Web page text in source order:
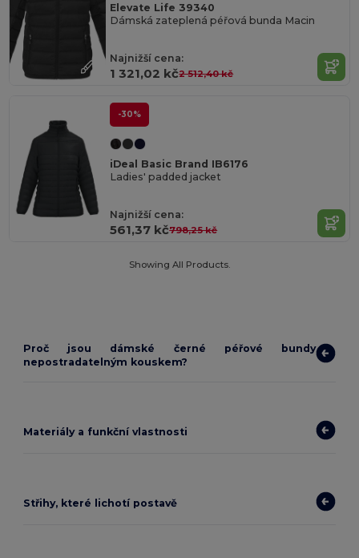
Elevate Life 39340
Dámská zateplená péřová bunda Macin
Najnižší cena:
1 321,02 kč2 512,40 kč
-30%
iDeal Basic Brand IB6176
Ladies' padded jacket
Najnižší cena:
561,37 kč798,25 kč
Showing All Products.
Proč jsou dámské černé péřové bundy
nepostradatelným kouskem?
Materiály a funkční vlastnosti
Střihy, které lichotí postavě